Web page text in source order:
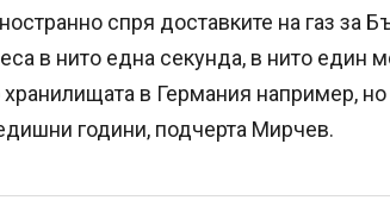
спря доставките на газ за
в нито една секунда, в нито един
в Германия например,
години, подчерта Мирчев.